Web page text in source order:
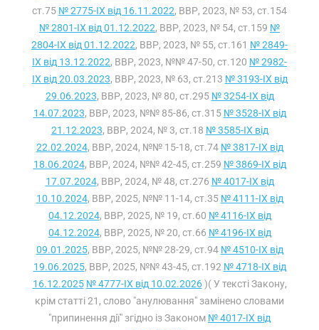
ст.75 № 2775-IX від 16.11.2022, ВВР, 2023, № 53, ст.154
№ 2801-IX від 01.12.2022, ВВР, 2023, № 54, ст.159 №
2804-IX від 01.12.2022, ВВР, 2023, № 55, ст.161 № 2849-
IX від 13.12.2022, ВВР, 2023, №№ 47-50, ст.120 № 2982-
IX від 20.03.2023, ВВР, 2023, № 63, ст.213 № 3193-IX від
29.06.2023, ВВР, 2023, № 80, ст.295 № 3254-IX від
14.07.2023, ВВР, 2023, №№ 85-86, ст.315 № 3528-IX від
21.12.2023, ВВР, 2024, № 3, ст.18 № 3585-IX від
22.02.2024, ВВР, 2024, №№ 15-18, ст.74 № 3817-IX від
18.06.2024, ВВР, 2024, №№ 42-45, ст.259 № 3869-IX від
17.07.2024, ВВР, 2024, № 48, ст.276 № 4017-IX від
10.10.2024, ВВР, 2025, №№ 11-14, ст.35 № 4111-IX від
04.12.2024, ВВР, 2025, № 19, ст.60 № 4116-IX від
04.12.2024, ВВР, 2025, № 20, ст.66 № 4196-IX від
09.01.2025, ВВР, 2025, №№ 28-29, ст.94 № 4510-IX від
19.06.2025, ВВР, 2025, №№ 43-45, ст.192 № 4718-IX від
16.12.2025 № 4777-IX від 10.02.2026)( У тексті Закону,
крім статті 21, слово "анулювання" замінено словами
"припинення дії" згідно із Законом № 4017-IX від